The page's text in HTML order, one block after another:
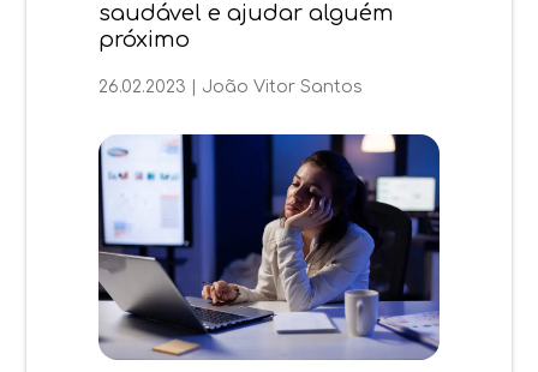
saudável e ajudar alguém
próximo
26.02.2023 João Vitor Santos